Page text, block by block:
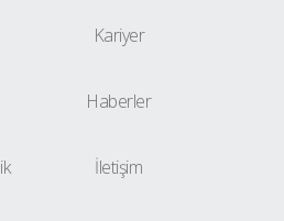
Kariyer
Haberler
İletişim